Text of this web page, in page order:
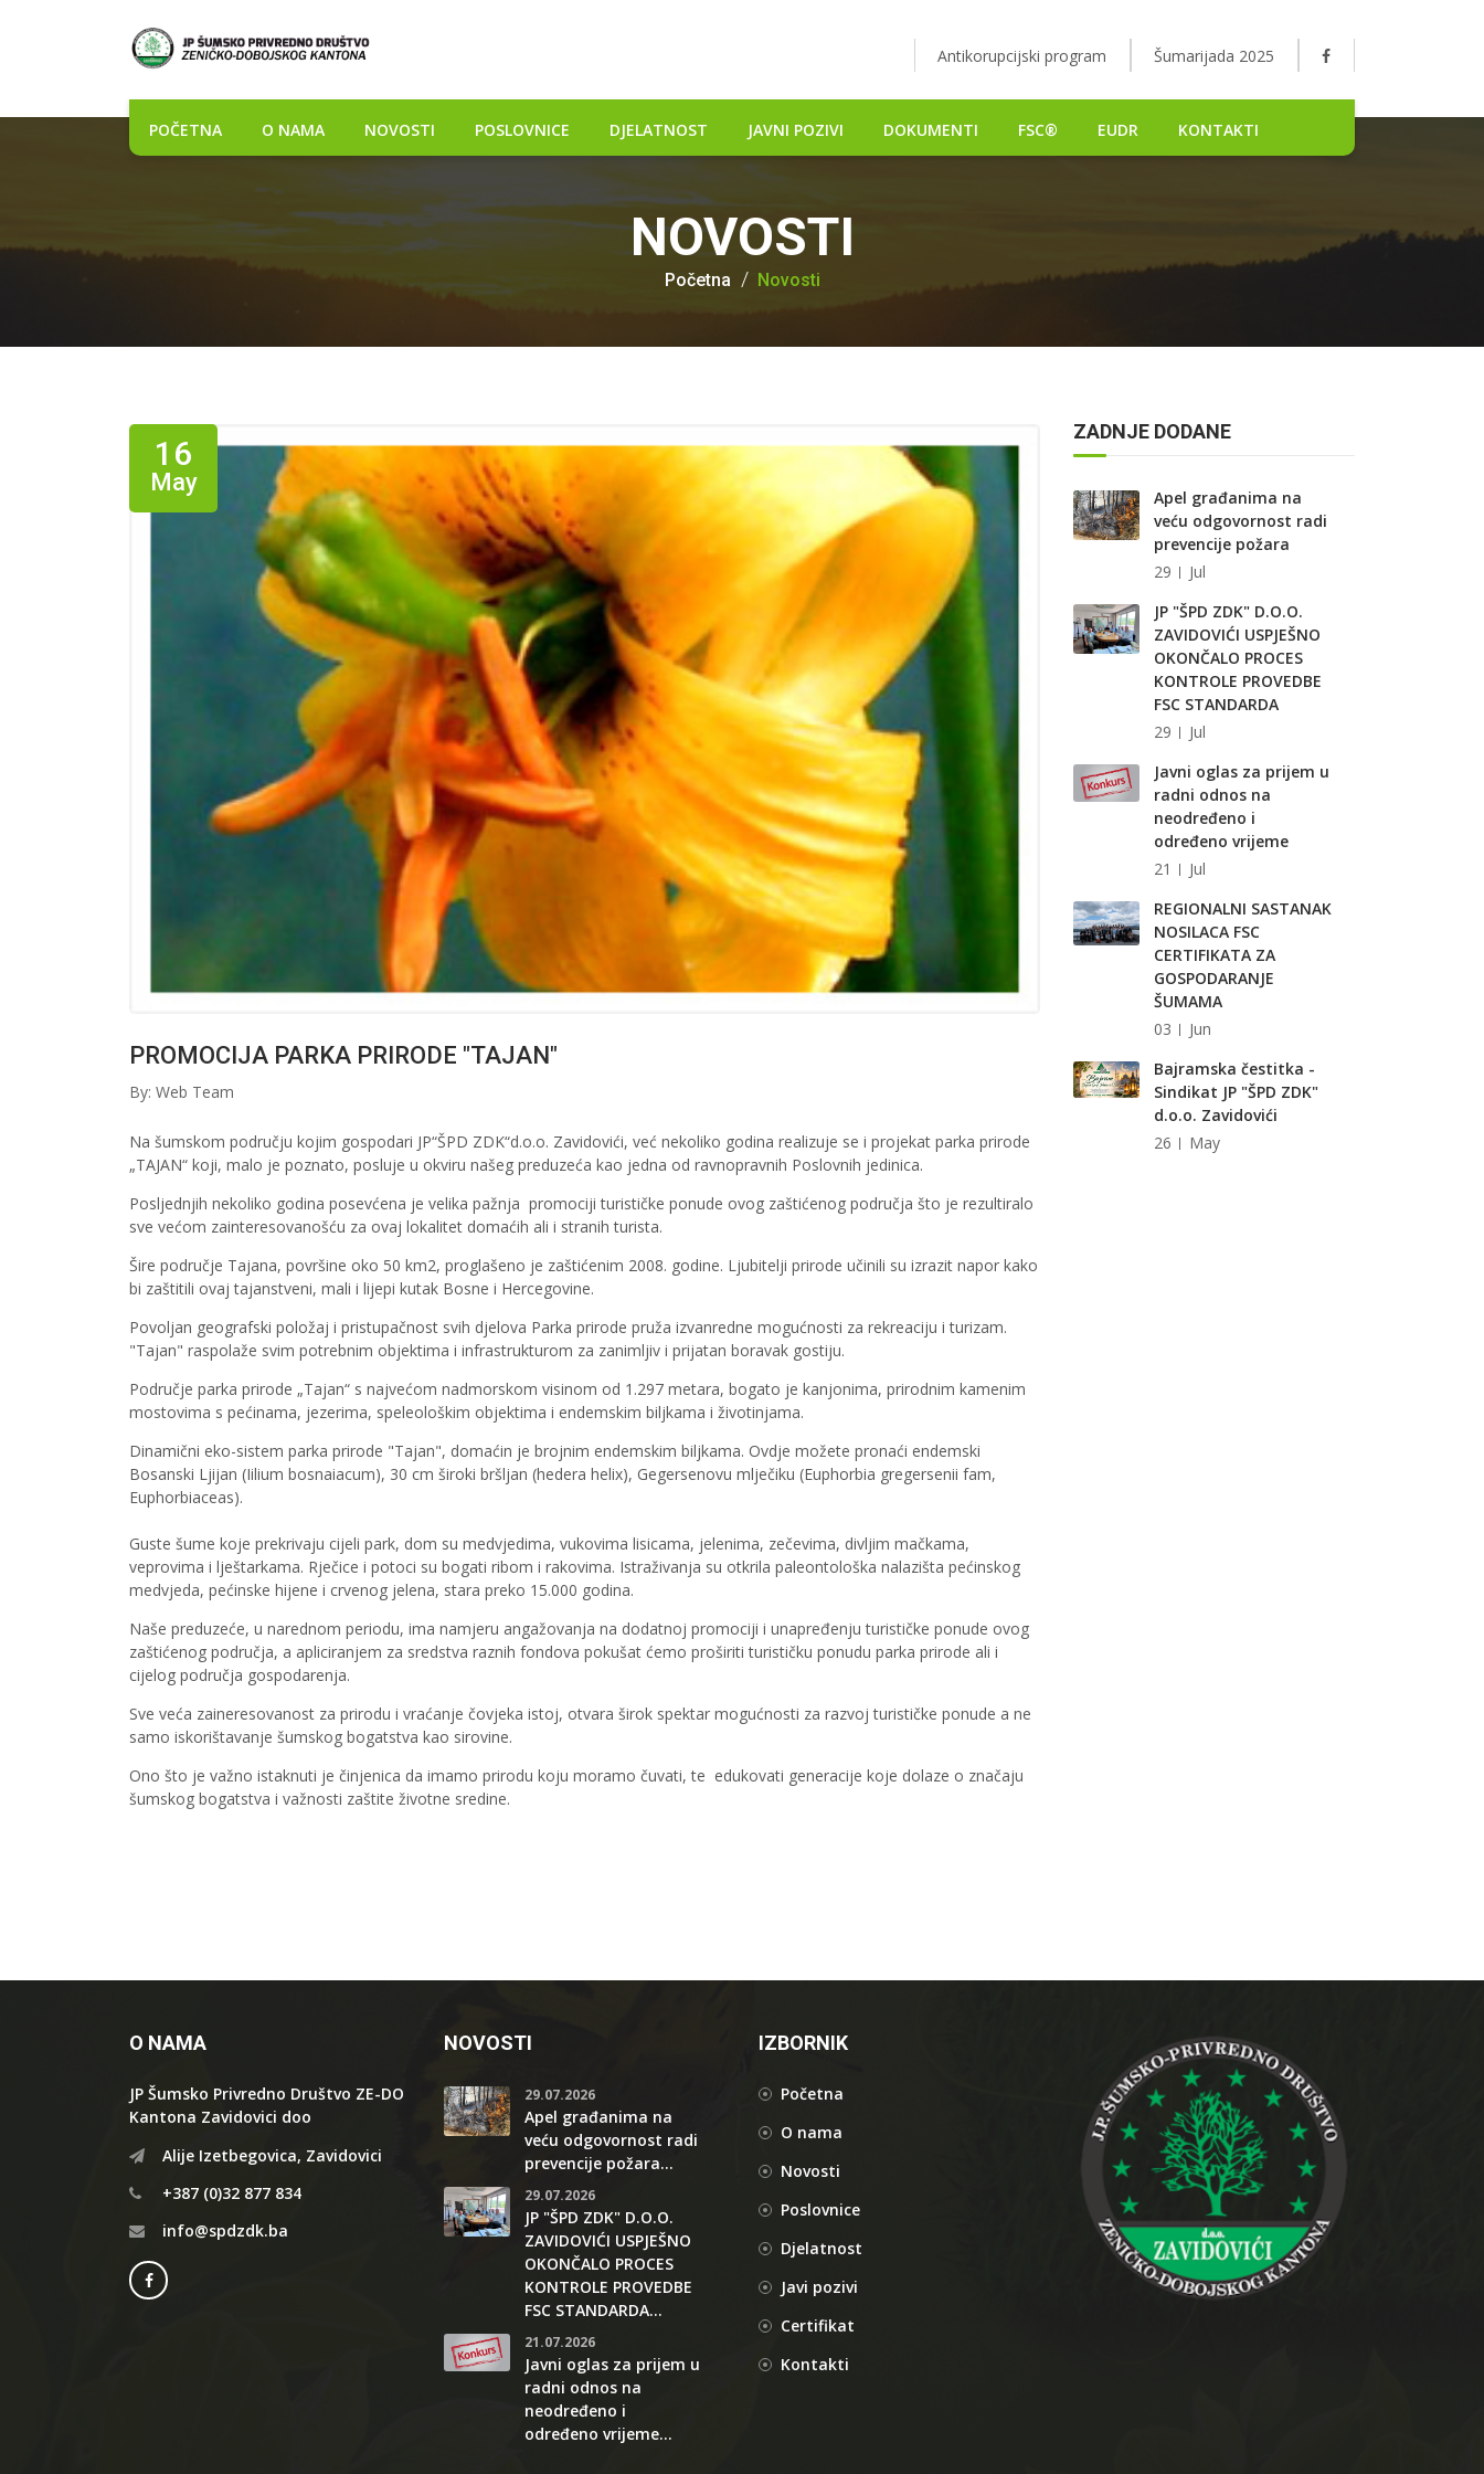
Šumarijada 2025
Antikorupcijski program
POČETNA O NAMA NOVOSTI POSLOVNICE DJELATNOST JAVNI POZIVI DOKUMENTI FSC® EUDR KONTAKTI
NOVOSTI
Početna Novosti
16
May
PROMOCIJA PARKA PRIRODE "TAJAN"
By: Web Team
Na šumskom području kojim gospodari JP“ŠPD ZDK“d.o.o. Zavidovići, već nekoliko godina realizuje se i projekat parka prirode
„TAJAN“ koji, malo je poznato, posluje u okviru našeg preduzeća kao jedna od ravnopravnih Poslovnih jedinica.
Posljednjih nekoliko godina posevćena je velika pažnja promociji turističke ponude ovog zaštićenog područja što je rezultiralo
sve većom zainteresovanošću za ovaj lokalitet domaćih ali i stranih turista.
Šire područje Tajana, površine oko 50 km2, proglašeno je zaštićenim 2008. godine. Ljubitelji prirode učinili su izrazit napor kako
bi zaštitili ovaj tajanstveni, mali i lijepi kutak Bosne i Hercegovine.
Povoljan geografski položaj i pristupačnost svih djelova Parka prirode pruža izvanredne mogućnosti za rekreaciju i turizam.
"Tajan" raspolaže svim potrebnim objektima i infrastrukturom za zanimljiv i prijatan boravak gostiju.
Područje parka prirode „Tajan“ s najvećom nadmorskom visinom od 1.297 metara, bogato je kanjonima, prirodnim kamenim
mostovima s pećinama, jezerima, speleološkim objektima i endemskim biljkama i životinjama.
Dinamični eko-sistem parka prirode "Tajan", domaćin je brojnim endemskim biljkama. Ovdje možete pronaći endemski
Bosanski Ljijan (Iilium bosnaiacum), 30 cm široki bršljan (hedera helix), Gegersenovu mlječiku (Euphorbia gregersenii fam,
Euphorbiaceas).
Guste šume koje prekrivaju cijeli park, dom su medvjedima, vukovima lisicama, jelenima, zečevima, divljim mačkama,
veprovima i lještarkama. Rječice i potoci su bogati ribom i rakovima. Istraživanja su otkrila paleontološka nalazišta pećinskog
medvjeda, pećinske hijene i crvenog jelena, stara preko 15.000 godina.
Naše preduzeće, u narednom periodu, ima namjeru angažovanja na dodatnoj promociji i unapređenju turističke ponude ovog
zaštićenog područja, a apliciranjem za sredstva raznih fondova pokušat ćemo proširiti turističku ponudu parka prirode ali i
cijelog područja gospodarenja.
Sve veća zaineresovanost za prirodu i vraćanje čovjeka istoj, otvara širok spektar mogućnosti za razvoj turističke ponude a ne
samo iskorištavanje šumskog bogatstva kao sirovine.
Ono što je važno istaknuti je činjenica da imamo prirodu koju moramo čuvati, te edukovati generacije koje dolaze o značaju
šumskog bogatstva i važnosti zaštite životne sredine.
ZADNJE DODANE
Apel građanima na
veću odgovornost radi
prevencije požara
29
Jul
JP "ŠPD ZDK" D.O.O.
ZAVIDOVIĆI USPJEŠNO
OKONČALO PROCES
KONTROLE PROVEDBE
FSC STANDARDA
29
Jul
Javni oglas za prijem u
radni odnos na
neodređeno i
određeno vrijeme
21
Jul
REGIONALNI SASTANAK
NOSILACA FSC
CERTIFIKATA ZA
GOSPODARANJE
ŠUMAMA
03
Jun
Bajramska čestitka -
Sindikat JP "ŠPD ZDK"
d.o.o. Zavidovići
26
May
O NAMA
JP Šumsko Privredno Društvo ZE-DO
Kantona Zavidovici doo
Alije Izetbegovica, Zavidovici
+387 (0)32 877 834
info@spdzdk.ba
NOVOSTI
29.07.2026
Apel građanima na
veću odgovornost radi
prevencije požara...
29.07.2026
JP "ŠPD ZDK" D.O.O.
ZAVIDOVIĆI USPJEŠNO
OKONČALO PROCES
KONTROLE PROVEDBE
FSC STANDARDA...
21.07.2026
Javni oglas za prijem u
radni odnos na
neodređeno i
određeno vrijeme...
IZBORNIK
Početna
O nama
Novosti
Poslovnice
Djelatnost
Javi pozivi
Certifikat
Kontakti